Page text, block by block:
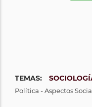
TEMAS:
Política - Aspectos